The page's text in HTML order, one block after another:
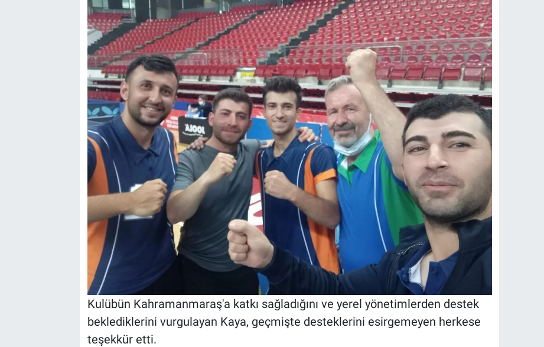
Kulübün Kahramanmaraş'a katkı sağladığını ve yerel yönetimlerden destek
beklediklerini vurgulayan Kaya, geçmişte desteklerini esirgemeyen herkese
teşekkür etti.